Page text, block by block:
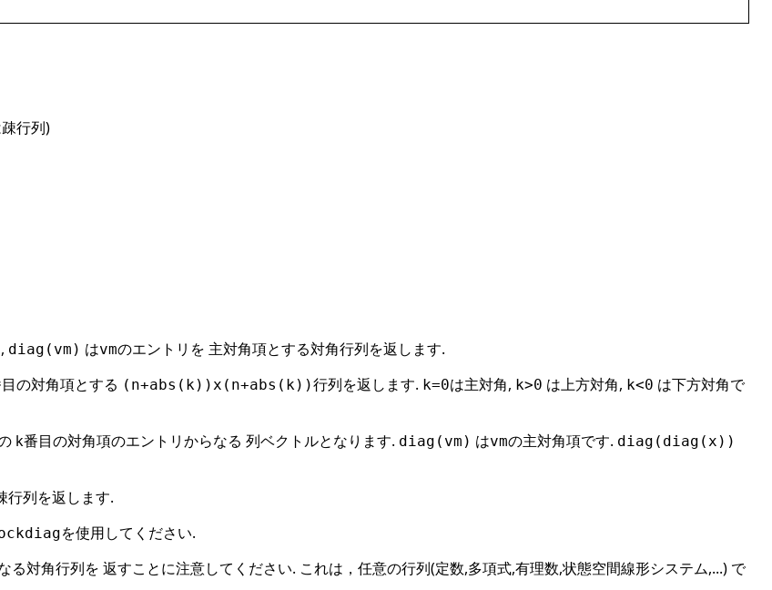
行列)
diag(vm) はvmのエントリを 主対角項とする対角行列を返します.
の対角項とする (n+abs(k))x(n+abs(k))行列を返します. k=0は主対角, k>0 は上方対角, k<0 は下方対角で
k番目の対角項のエントリからなる 列ベクトルとなります. diag(vm) はvmの主対角項です. diag(diag(x))
行列を返します.
を使用してください.
る対角行列を 返すことに注意してください. これは，任意の行列(定数,多項式,有理数,状態空間線形システム,...) で